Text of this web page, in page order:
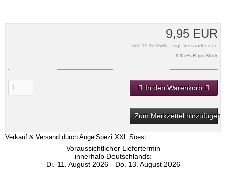
9,95 EUR
inkl. 19 % MwSt. zzgl. Versandkosten
9,95 EUR pro Stück
In den Warenkorb
Zum Merkzettel hinzufügen
Verkauf & Versand durch AngelSpezi XXL Soest
Voraussichtlicher Liefertermin
innerhalb Deutschlands:
Di. 11. August 2026 - Do. 13. August 2026